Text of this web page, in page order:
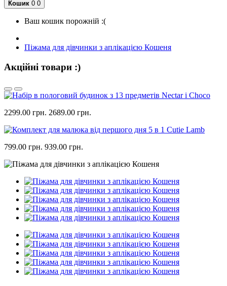
Кошик 0 0
Ваш кошик порожній :(
Піжама для дівчинки з аплікацією Кошеня
Акційні товари :)
2299.00 грн. 2689.00 грн.
799.00 грн. 939.00 грн.